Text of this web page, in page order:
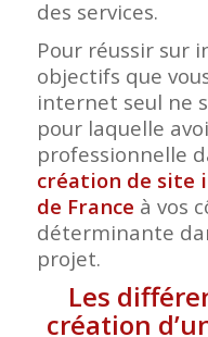
des services.
Pour réussir sur
objectifs que
internet seul ne
pour laquelle
professionnelle
création de site
de France à vos
déterminante
projet.
Les
création